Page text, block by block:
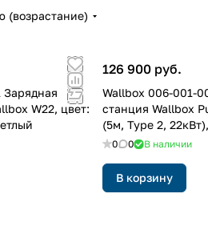
(возрастание)
Зарядная
W22, цвет:
126 900 руб.
Wallbox 006-001-
станция Wallbox
(5м, Type 2,
0 0 В наличии
В корзину